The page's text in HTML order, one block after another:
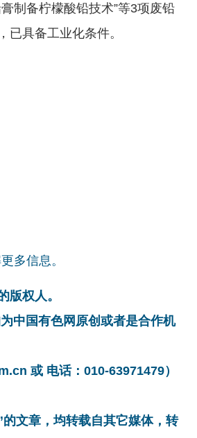
制备柠檬酸铅技术”等3项废铅
具备工业化条件。
多信息。
版权人。
中国有色网原创或者是合作机
或 电话：010-63971479）
文章，均转载自其它媒体，转